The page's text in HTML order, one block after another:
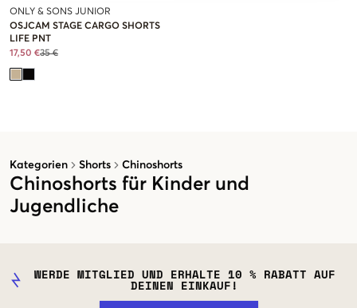
Kategorien Shorts Chinoshorts
Chinoshorts für Kinder und
Jugendliche
ONLY & SONS JUNIOR
OSJCAM STAGE CARGO SHORTS
LIFE PNT
17,50 €35 €
WERDE MITGLIED UND ERHALTE 10 % RABATT AUF
DEINEN EINKAUF!